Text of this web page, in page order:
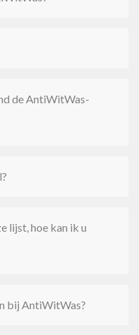
de AntiWitWas-
lijst, hoe kan ik u
bij AntiWitWas?